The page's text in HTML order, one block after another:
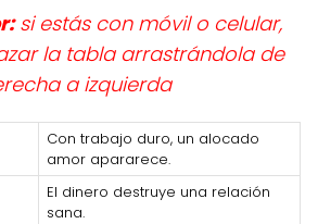
si estás con móvil o celular,
la tabla arrastrándola de
a izquierda
Con trabajo duro, un alocado
amor apararece.
El dinero destruye una relación
sana.